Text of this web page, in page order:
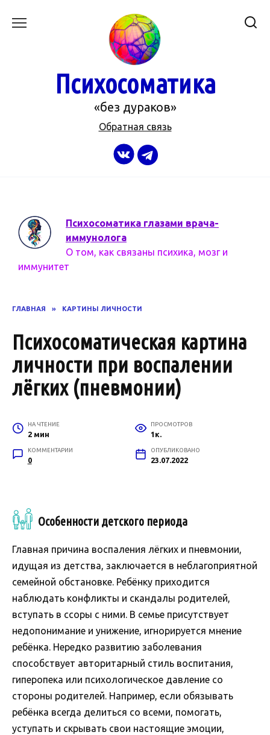
Психосоматика
«без дураков»
Обратная связь
Психосоматика глазами врача-
иммунолога
О том, как связаны психика, мозг и
иммунитет
ГЛАВНАЯ » КАРТИНЫ ЛИЧНОСТИ
Психосоматическая картина
личности при воспалении
лёгких (пневмонии)
НА ЧТЕНИЕ
2 мин
ПРОСМОТРОВ
1к.
КОММЕНТАРИИ
0
ОПУБЛИКОВАНО
23.07.2022
Особенности детского периода
Главная причина воспаления лёгких и пневмонии,
идущая из детства, заключается в неблагоприятной
семейной обстановке. Ребёнку приходится
наблюдать конфликты и скандалы родителей,
вступать в ссоры с ними. В семье присутствует
недопонимание и унижение, игнорируется мнение
ребёнка. Нередко развитию заболевания
способствует авторитарный стиль воспитания,
гиперопека или психологическое давление со
стороны родителей. Например, если обязывать
ребёнка всегда делиться со всеми, помогать,
уступать и скрывать свои настоящие эмоции,